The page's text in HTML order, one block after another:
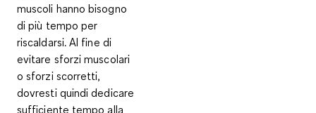
muscoli hanno bisogno
di più tempo per
riscaldarsi. Al fine di
evitare sforzi muscolari
o sforzi scorretti,
dovresti quindidedicare
sufficiente tempo alla